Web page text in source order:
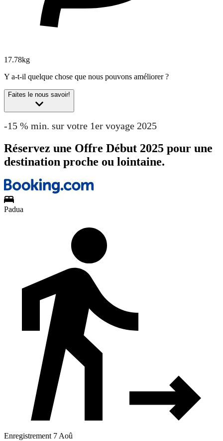
17.78kg
Y a-t-il quelque chose que nous pouvons améliorer ?
Faites le nous savoir!
-15 % min. sur votre 1er voyage 2025
Réservez une Offre Début 2025 pour une
destination proche ou lointaine.
Padua
Enregistrement 7 Aoû